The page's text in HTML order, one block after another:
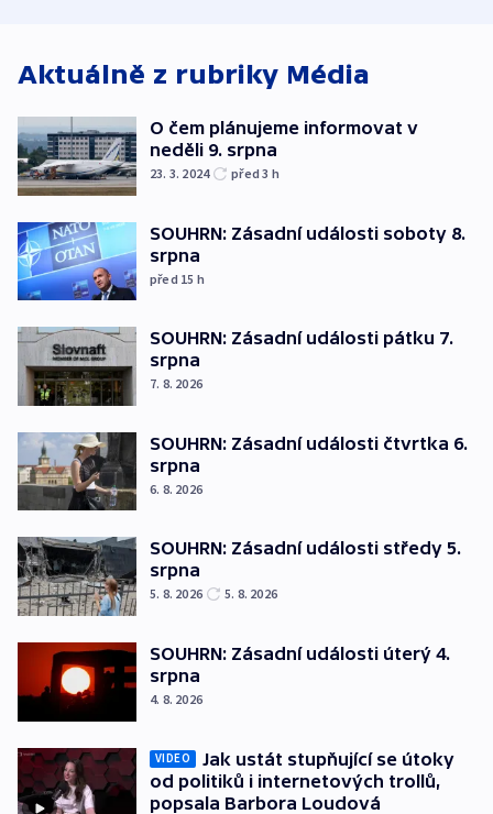
Aktuálně z rubriky Média
O čem plánujeme informovat v
neděli 9. srpna
23. 3. 2024 před 3 h
SOUHRN: Zásadní události soboty 8.
srpna
před 15 h
SOUHRN: Zásadní události pátku 7.
srpna
7. 8. 2026
SOUHRN: Zásadní události čtvrtka 6.
srpna
6. 8. 2026
SOUHRN: Zásadní události středy 5.
srpna
5. 8. 2026 5. 8. 2026
SOUHRN: Zásadní události úterý 4.
srpna
4. 8. 2026
VIDEO
Jak ustát stupňující se útoky
od politiků i internetových trollů,
popsala Barbora Loudová